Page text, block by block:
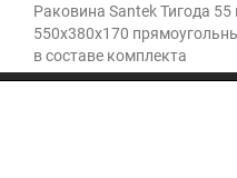
Раковина Santek Тигода
550x380x170
в составе комплекта